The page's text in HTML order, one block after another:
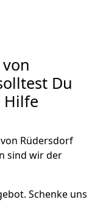
Du
Hilfe
Rüdersdorf
sind wir der
Schenke uns